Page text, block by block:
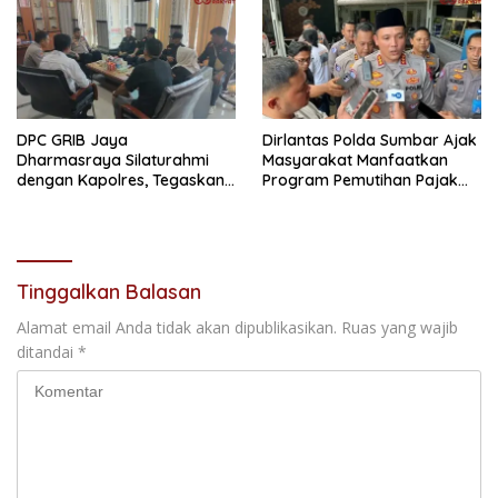
DPC GRIB Jaya
Dharmasraya Silaturahmi
dengan Kapolres, Tegaskan
Dirlantas Polda Sumbar Ajak
Masyarakat Manfaatkan
Program Pemutihan Pajak
Tinggalkan Balasan
Alamat email Anda tidak akan dipublikasikan. Ruas yang wajib
ditandai *